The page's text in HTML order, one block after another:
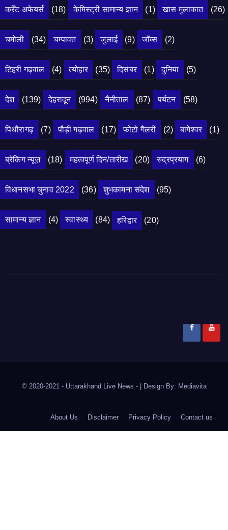
कर्रेंट अफेयर्स (18) केमिस्ट्री सामान्य ज्ञान (1) खास मुलाकात (26)
चमोली (34) चम्पावत (3) जुलाई (9) जॉब्स (2)
टिहरी गढ़वाल (4) त्योहार (35) दिसंबर (1) दुनिया (5)
देश (139) देहरादून (994) नैनीताल (87) पर्यटन (58)
पिथौरागढ़ (7) पौड़ी गढ़वाल (17) फोटो गैलरी (2) बागेश्वर (1)
ब्रेकिंग न्यूज़ (18) महत्वपूर्ण दिन/तारीख (20) रुद्रप्रयाग (6)
विधानसभा चुनाव 2022 (36) शुभकामना संदेश (95)
सामान्य ज्ञान (4) स्वास्थ्य (84) हरिद्वार (20)
© 2020-2021 - Uttarakhand Live News - Design By: Mediavita
About Us Disclaimer Privacy Policy Contact us